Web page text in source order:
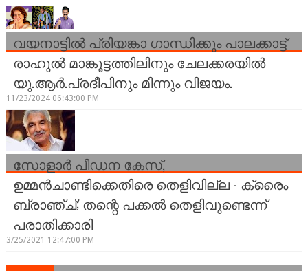
വയനാട്ടിൽ പ്രിയങ്കാ ഗാന്ധിക്കും പാലക്കാട്ട്
രാഹുൽ മാങ്കൂട്ടത്തിലിനും ചേലക്കരയിൽ
യു.ആർ.പ്രദീപിനും മിന്നും വിജയം.
11/23/2024 06:43:00 PM
സോളാർ പീഡന കേസ്,
ഉമ്മൻചാണ്ടിക്കെതിരെ തെളിവില്ല - ക്രൈം
ബ്രാഞ്ച്; തന്റെ പക്കൽ തെളിവുണ്ടെന്ന്
പരാതിക്കാരി
3/25/2021 12:47:00 PM